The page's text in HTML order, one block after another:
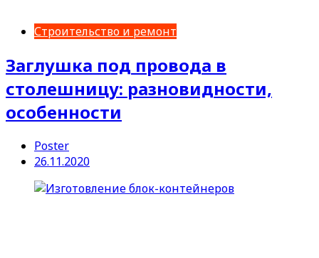
Строительство и ремонт
Заглушка под провода в
столешницу: разновидности,
особенности
Poster
26.11.2020